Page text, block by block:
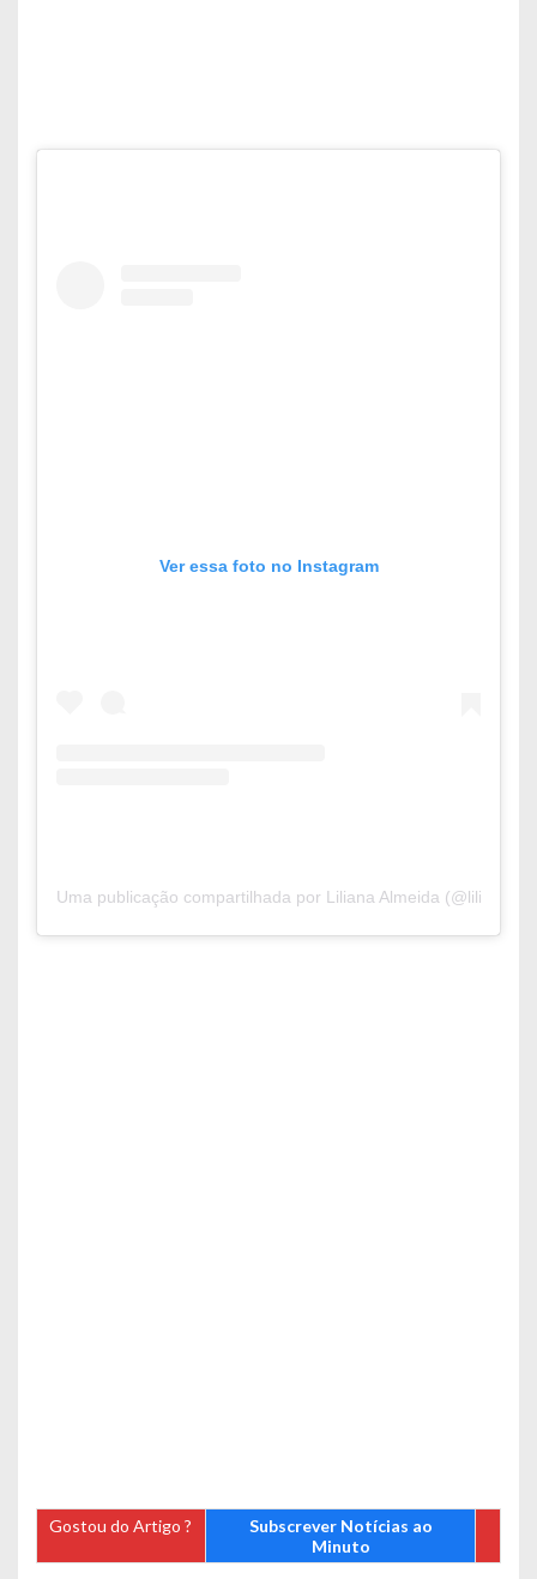
Ver essa foto no Instagram
Uma publicação compartilhada por Liliana Almeida
Gostou do Artigo ?
Subscrever Notícias ao
Minuto